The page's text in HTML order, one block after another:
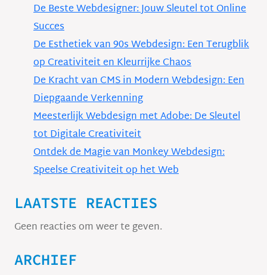
De Beste Webdesigner: Jouw Sleutel tot Online
Succes
De Esthetiek van 90s Webdesign: Een Terugblik
op Creativiteit en Kleurrijke Chaos
De Kracht van CMS in Modern Webdesign: Een
Diepgaande Verkenning
Meesterlijk Webdesign met Adobe: De Sleutel
tot Digitale Creativiteit
Ontdek de Magie van Monkey Webdesign:
Speelse Creativiteit op het Web
LAATSTE REACTIES
Geen reacties om weer te geven.
ARCHIEF